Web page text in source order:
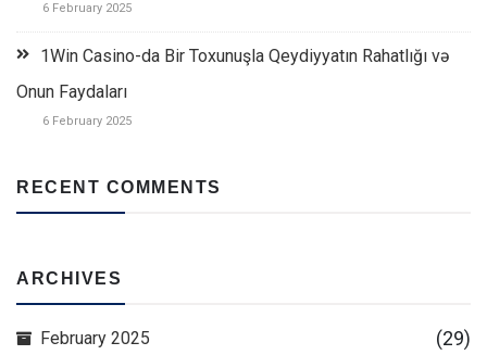
6 February 2025
1Win Casino-da Bir Toxunuşla Qeydiyyatın Rahatlığı və
Onun Faydaları
6 February 2025
RECENT COMMENTS
ARCHIVES
February 2025 (29)